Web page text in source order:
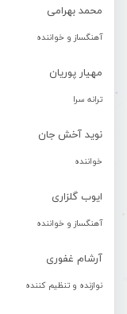
محمد بهرامی
آهنگساز و خواننده
مهیار پوریان
ترانه سرا
نوید آخش جان
خواننده
ایوب گلزاری
آهنگساز و خواننده
آرشام غفوری
نوازنده و تنظیم کننده